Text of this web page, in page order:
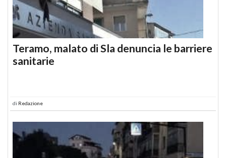
Teramo, malato di Sla denuncia le barriere
sanitarie
di Redazione